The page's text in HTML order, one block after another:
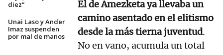
diez”
Unai Laso y Ander
Imaz suspenden
por mal de manos
El de Amezketa ya llevaba un
camino asentado en el elitismo
desde la más tierna juventud.
No en vano, acumula un total